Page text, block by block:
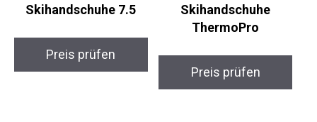
Skihandschuhe 7.5
Preis prüfen
Skihandschuhe
ThermoPro
Preis prüfen